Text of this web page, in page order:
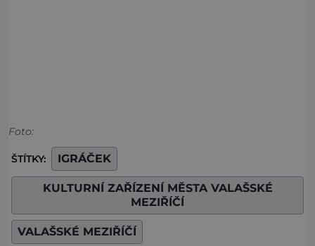
Foto:
ŠTÍTKY: IGRÁČEK
KULTURNÍ ZAŘÍZENÍ MĚSTA VALAŠSKÉ
MEZIŘÍČÍ
VALAŠSKÉ MEZIŘÍČÍ